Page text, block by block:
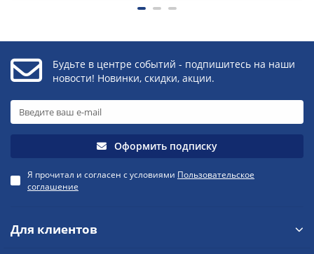
Будьте в центре событий - подпишитесь на наши
новости! Новинки, скидки, акции.
Оформить подписку
Я прочитал и согласен с условиями Пользовательское
соглашение
Для клиентов